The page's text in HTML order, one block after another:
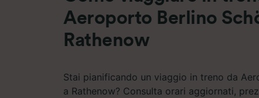
Aeroporto Berlino
Rathenow
Stai pianificando un viaggio in treno da
a Rathenow? Consulta orari aggiornati,